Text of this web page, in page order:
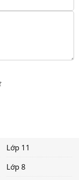
Lớp 11
Lớp 8